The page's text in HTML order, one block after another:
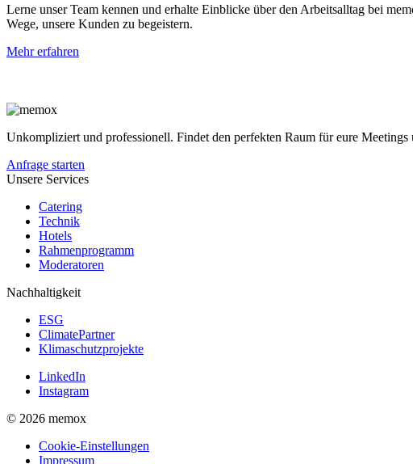
Lerne unser Team kennen und erhalte Einblicke über den Arbeitsalltag bei
Wege, unsere Kunden zu begeistern.
Mehr erfahren
Unkompliziert und professionell. Findet den perfekten Raum für eure Meetings
Anfrage starten
Unsere Services
Catering
Technik
Hotels
Rahmenprogramm
Moderatoren
Nachhaltigkeit
ESG
ClimatePartner
Klimaschutzprojekte
LinkedIn
Instagram
© 2026 memox
Cookie-Einstellungen
Impressum